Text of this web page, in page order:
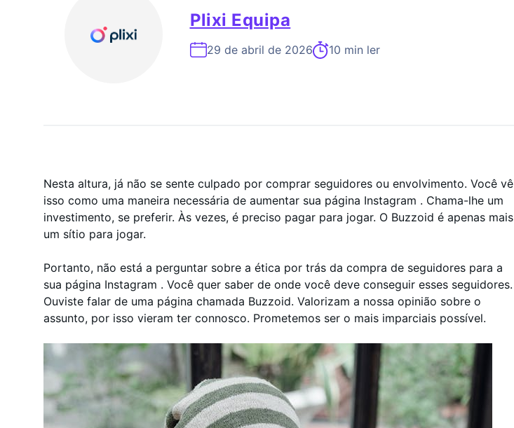
Plixi Equipa
29 de abril de 2026 10 min ler
Nesta altura, já não se sente culpado por comprar seguidores ou envolvimento. Você vê
isso como uma maneira necessária de aumentar sua página Instagram . Chama-lhe um
investimento, se preferir. Às vezes, é preciso pagar para jogar. O Buzzoid é apenas mais
um sítio para jogar.
Portanto, não está a perguntar sobre a ética por trás da compra de seguidores para a
sua página Instagram . Você quer saber de onde você deve conseguir esses seguidores.
Ouviste falar de uma página chamada Buzzoid. Valorizam a nossa opinião sobre o
assunto, por isso vieram ter connosco. Prometemos ser o mais imparciais possível.